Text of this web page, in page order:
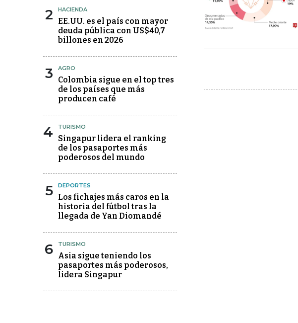
2 HACIENDA
EE.UU. es el país con mayor
deuda pública con US$40,7
billones en 2026
3 AGRO
Colombia sigue en el top tres
de los países que más
producen café
4 TURISMO
Singapur lidera el ranking
de los pasaportes más
poderosos del mundo
5 DEPORTES
Los fichajes más caros en la
historia del fútbol tras la
llegada de Yan Diomandé
6 TURISMO
Asia sigue teniendo los
pasaportes más poderosos,
lidera Singapur